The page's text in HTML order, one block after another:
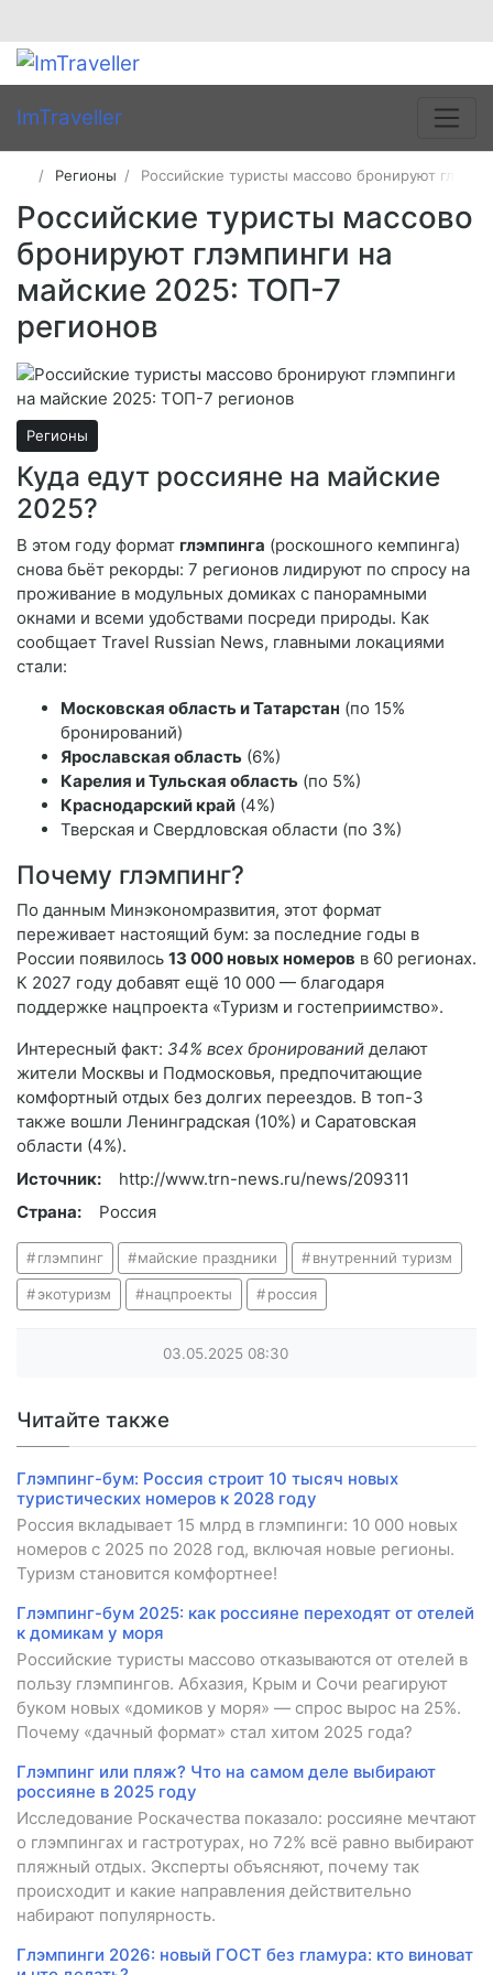
ImTraveller
Регионы Российские туристы массово бронируют
Российские туристы массово
бронируют глэмпинги на
майские 2025: ТОП-7
регионов
Регионы
Куда едут россияне на майские
2025?
В этом году формат глэмпинга (роскошного кемпинга)
снова бьёт рекорды: 7 регионов лидируют по спросу на
проживание в модульных домиках с панорамными
окнами и всеми удобствами посреди природы. Как
сообщает Travel Russian News, главными локациями
стали:
Московская область и Татарстан (по 15%
бронирований)
Ярославская область (6%)
Карелия и Тульская область (по 5%)
Краснодарский край (4%)
Тверская и Свердловская области (по 3%)
Почему глэмпинг?
По данным Минэкономразвития, этот формат
переживает настоящий бум: за последние годы в
России появилось 13 000 новых номеров в 60 регионах.
К 2027 году добавят ещё 10 000 — благодаря
поддержке нацпроекта «Туризм и гостеприимство».
Интересный факт: 34% всех бронирований делают
жители Москвы и Подмосковья, предпочитающие
комфортный отдых без долгих переездов. В топ-3
также вошли Ленинградская (10%) и Саратовская
области (4%).
Источник:
http://www.trn-news.ru/news/209311
Страна:
Россия
глэмпинг майские праздники внутренний туризм
экотуризм нацпроекты россия
03.05.2025 08:30
Читайте также
Глэмпинг-бум: Россия строит 10 тысяч новых
туристических номеров к 2028 году
Россия вкладывает 15 млрд в глэмпинги: 10 000 новых
номеров с 2025 по 2028 год, включая новые регионы.
Туризм становится комфортнее!
Глэмпинг-бум 2025: как россияне переходят от отелей
к домикам у моря
Российские туристы массово отказываются от отелей в
пользу глэмпингов. Абхазия, Крым и Сочи реагируют
буком новых «домиков у моря» — спрос вырос на 25%.
Почему «дачный формат» стал хитом 2025 года?
Глэмпинг или пляж? Что на самом деле выбирают
россияне в 2025 году
Исследование Роскачества показало: россияне мечтают
о глэмпингах и гастротурах, но 72% всё равно выбирают
пляжный отдых. Эксперты объясняют, почему так
происходит и какие направления действительно
набирают популярность.
Глэмпинги 2026: новый ГОСТ без гламура: кто виноват